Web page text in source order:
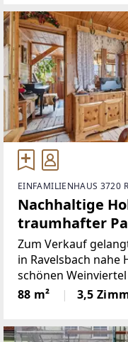
EINFAMILIENHAUS 3720
Nachhaltige
traumhafter
Zum Verkauf
in Ravelsbach nahe
schönen
als Geheimtipp für
Wiener entwickelt,
88 m² 3,5